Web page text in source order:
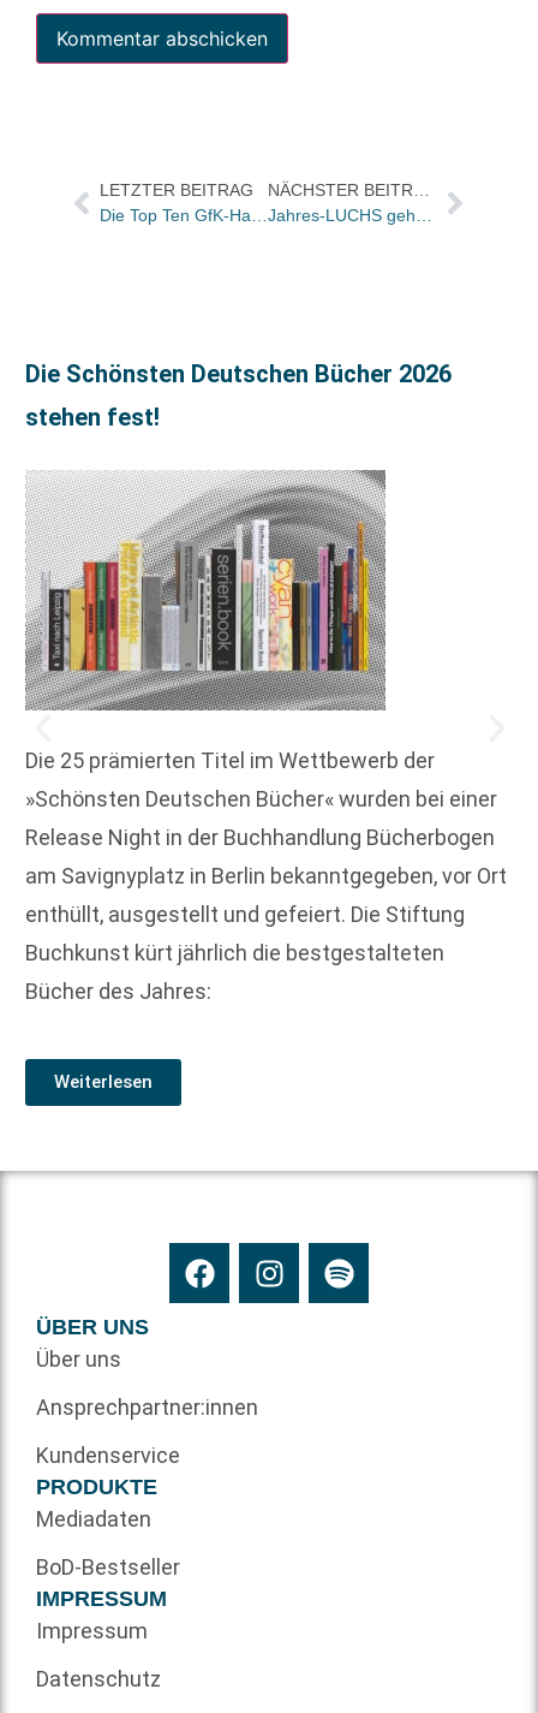
LETZTER BEITRAG
Die Schönsten Deutschen Bücher 2026
stehen fest!
Die 25 prämierten Titel im Wettbewerb der
»Schönsten Deutschen Bücher« wurden bei einer
Release Night in der Buchhandlung Bücherbogen
am Savignyplatz in Berlin bekanntgegeben, vor Ort
enthüllt, ausgestellt und gefeiert. Die Stiftung
Buchkunst kürt jährlich die bestgestalteten
Bücher des Jahres:
Weiterlesen
ÜBER UNS
Über uns
Ansprechpartner:innen
Kundenservice
PRODUKTE
Mediadaten
BoD-Bestseller
IMPRESSUM
Impressum
Datenschutz